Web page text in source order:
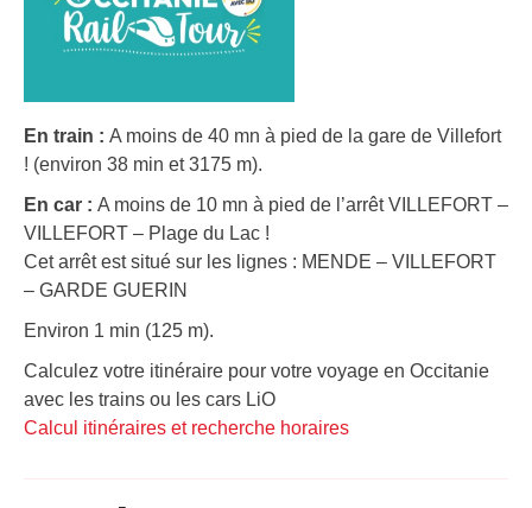
En train : A moins de 40 mn à pied de la gare de Villefort
! (environ 38 min et 3175 m).
En car : A moins de 10 mn à pied de l’arrêt VILLEFORT –
VILLEFORT – Plage du Lac !
Cet arrêt est situé sur les lignes : MENDE – VILLEFORT
– GARDE GUERIN
Environ 1 min (125 m).
Calculez votre itinéraire pour votre voyage en Occitanie
avec les trains ou les cars LiO
Calcul itinéraires et recherche horaires